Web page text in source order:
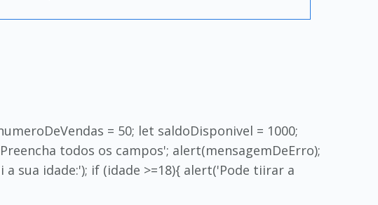
= 50; let saldoDisponivel = 1000;
todos os campos'; alert(mensagemDeErro);
sua idade:'); if (idade >=18){ alert('Pode tiirar a